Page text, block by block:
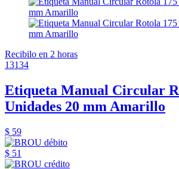
Recibilo en 2 horas
13134
Etiqueta Manual Circular
Unidades 20 mm Amarillo
$ 59
$ 51